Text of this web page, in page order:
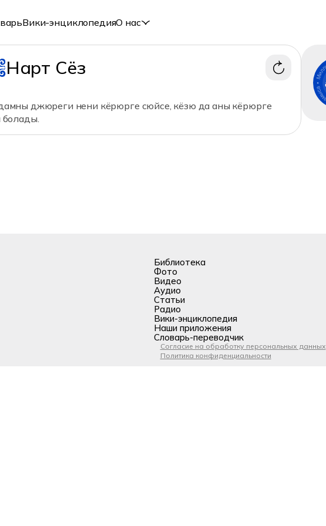
Вики-энциклопедияО нас
Нарт Сёз
джюреги нени кёрюрге сюйсе, кёзю да аны кёрюрге
болады.
Библиотека
Фото
Видео
Аудио
Статьи
Радио
Вики-энциклопедия
Наши приложения
Словарь-переводчик
Согласие на обработку персональных данных
Политика конфиденциальности